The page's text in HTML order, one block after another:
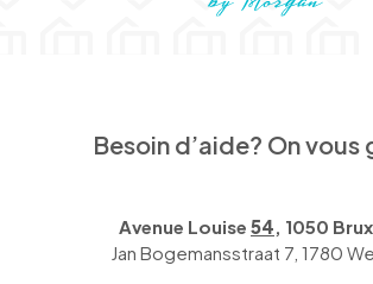
Besoin d’aide? On vous
Avenue Louise 54 , 1050
Jan Bogemansstraat 7, 1780